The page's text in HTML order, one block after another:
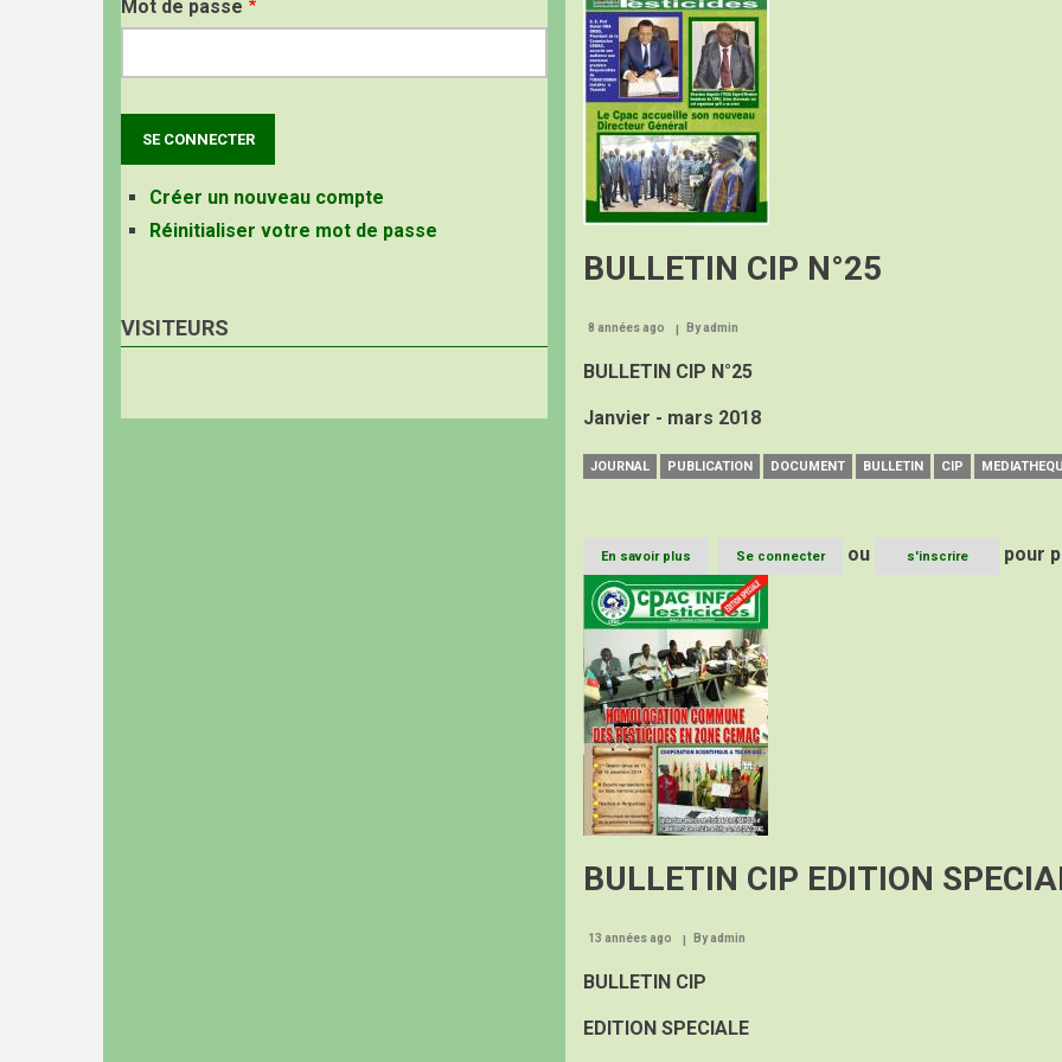
Mot de passe
Créer un nouveau compte
Réinitialiser votre mot de passe
VISITEURS
N°26
BULLETIN CIP N°25
8 années ago Byadmin
BULLETIN CIP N°25
Janvier - mars 2018
JOURNAL PUBLICATION DOCUMENT BULLETIN CIP
En savoir plus
BULLETIN
CIP
N°25
Se connecter ou s'inscrire
pour
Image
BULLETIN CIP EDITION
13 années ago Byadmin
BULLETIN CIP
EDITION SPECIALE